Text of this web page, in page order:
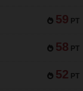
59 PT
58 PT
52 PT